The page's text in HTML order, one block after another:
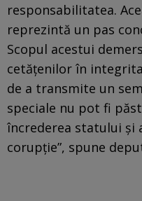
responsabilitatea.
reprezintă un pas
Scopul acestui
cetăţenilor în
de a transmite un
speciale nu pot fi
încrederea statului şi
corupţie”, spune